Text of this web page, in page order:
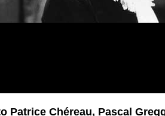
Patrice Chéreau, Pascal